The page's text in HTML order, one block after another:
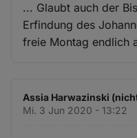
... Glaubt auch der
Erfindung des
freie Montag endlich
Assia Harwazinski
Mi. 3 Jun 2020 - 13:22